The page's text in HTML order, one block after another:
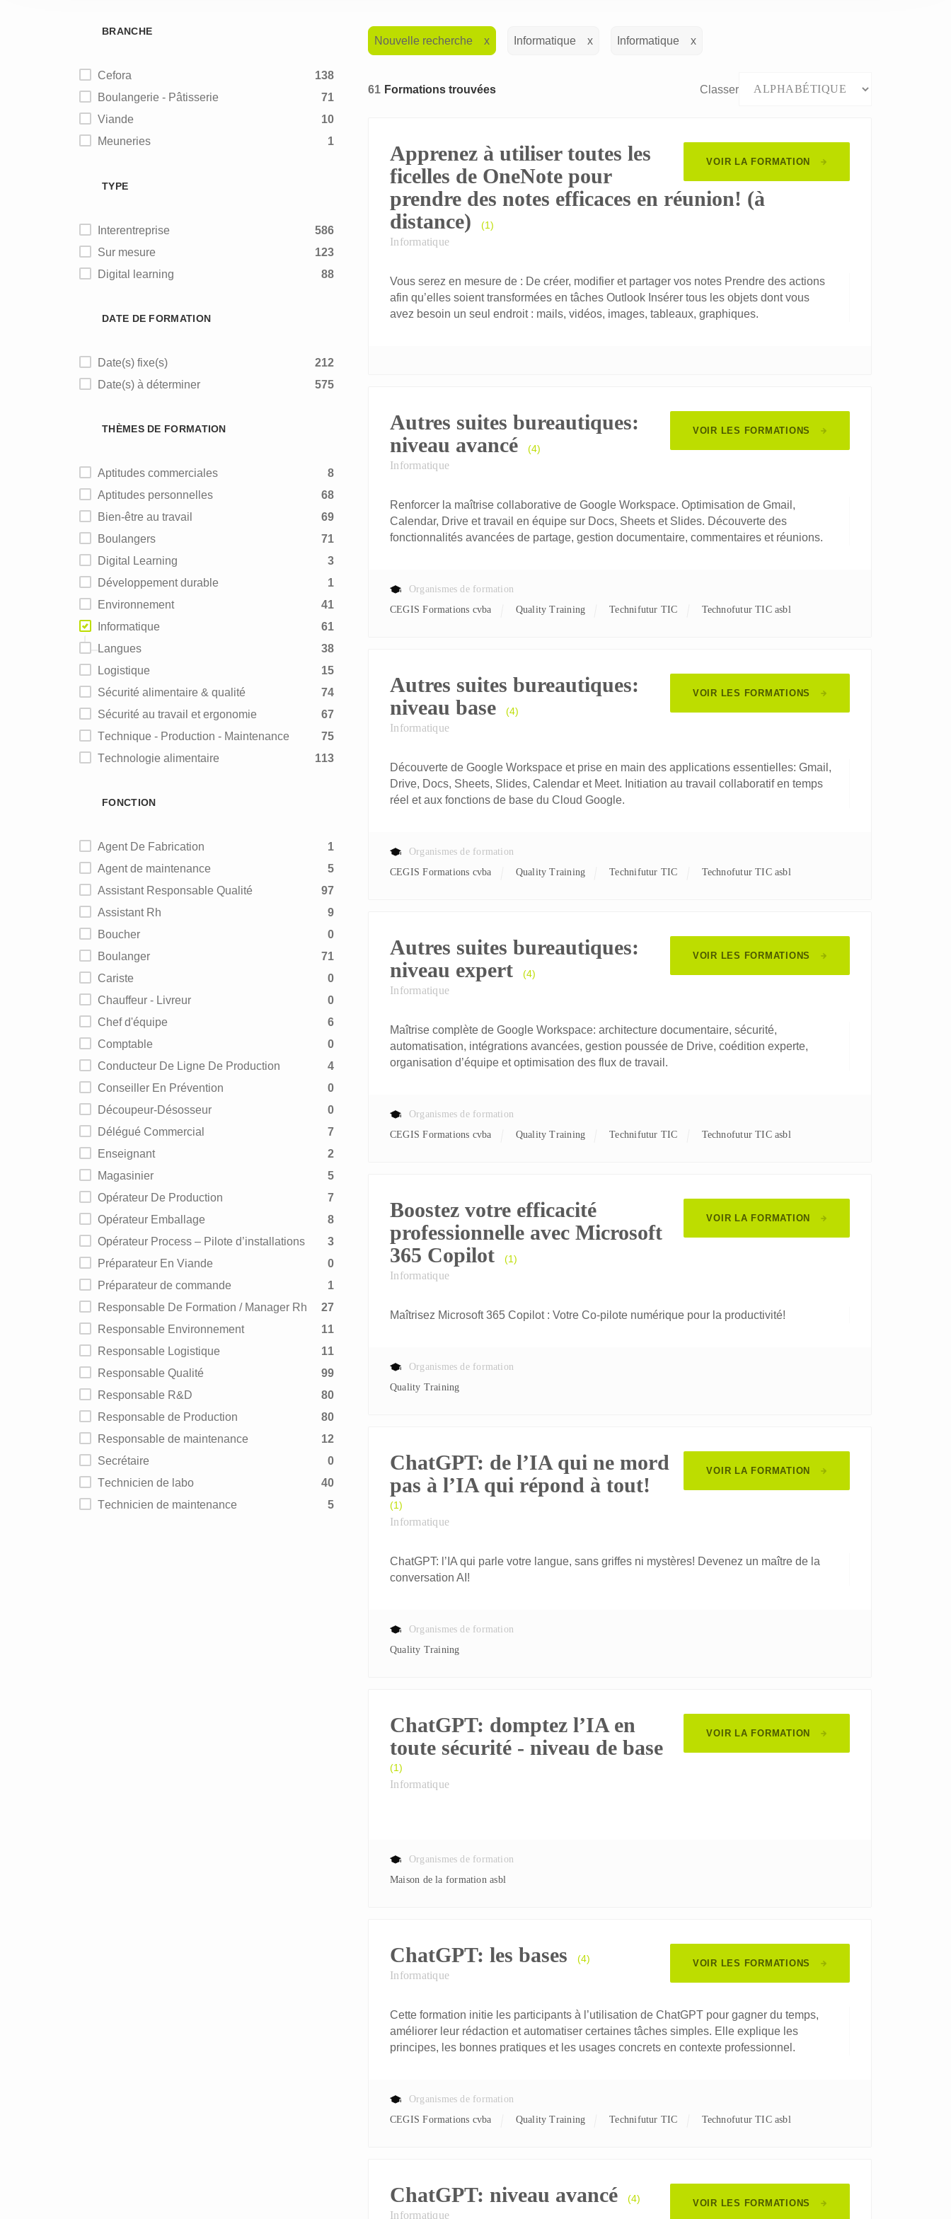
BRANCHE
Cefora
138
Boulangerie - Pâtisserie
71
Viande
10
Meuneries
1
TYPE
Interentreprise
586
Sur mesure
123
Digital learning
88
DATE DE FORMATION
Date(s) fixe(s)
212
Date(s) à déterminer
575
THÈMES DE FORMATION
Aptitudes commerciales
8
Aptitudes personnelles
68
Bien-être au travail
69
Boulangers
71
Digital Learning
3
Développement durable
1
Environnement
41
Informatique
61
Langues
38
Logistique
15
Sécurité alimentaire & qualité
74
Sécurité au travail et ergonomie
67
Technique - Production - Maintenance
75
Technologie alimentaire
113
FONCTION
Agent De Fabrication
1
Agent de maintenance
5
Assistant Responsable Qualité
97
Assistant Rh
9
Boucher
0
Boulanger
71
Cariste
0
Chauffeur - Livreur
0
Chef d'équipe
6
Comptable
0
Conducteur De Ligne De Production
4
Conseiller En Prévention
0
Découpeur-Désosseur
0
Délégué Commercial
7
Enseignant
2
Magasinier
5
Opérateur De Production
7
Opérateur Emballage
8
Opérateur Process – Pilote d’installations
3
Préparateur En Viande
0
Préparateur de commande
1
Responsable De Formation / Manager Rh
27
Responsable Environnement
11
Responsable Logistique
11
Responsable Qualité
99
Responsable R&D
80
Responsable de Production
80
Responsable de maintenance
12
Secrétaire
0
Technicien de labo
40
Technicien de maintenance
5
Nouvelle recherche Informatique Informatique
61 Formations trouvées Classer
VOIR LA FORMATION
Apprenez à utiliser toutes les
ficelles de OneNote pour
prendre des notes efficaces en réunion! (à
distance)
(1)
Informatique
Vous serez en mesure de : De créer, modifier et partager vos notes Prendre des actions
afin qu’elles soient transformées en tâches Outlook Insérer tous les objets dont vous
avez besoin un seul endroit : mails, vidéos, images, tableaux, graphiques.
VOIR LES FORMATIONS
Autres suites bureautiques:
niveau avancé
(4)
Informatique
Renforcer la maîtrise collaborative de Google Workspace. Optimisation de Gmail,
Calendar, Drive et travail en équipe sur Docs, Sheets et Slides. Découverte des
fonctionnalités avancées de partage, gestion documentaire, commentaires et réunions.
Organismes de formation
CEGIS Formations cvba
Quality Training Technifutur TIC Technofutur TIC asbl
VOIR LES FORMATIONS
Autres suites bureautiques:
niveau base
(4)
Informatique
Découverte de Google Workspace et prise en main des applications essentielles: Gmail,
Drive, Docs, Sheets, Slides, Calendar et Meet. Initiation au travail collaboratif en temps
réel et aux fonctions de base du Cloud Google.
Organismes de formation
CEGIS Formations cvba
Quality Training Technifutur TIC Technofutur TIC asbl
VOIR LES FORMATIONS
Autres suites bureautiques:
niveau expert
(4)
Informatique
Maîtrise complète de Google Workspace: architecture documentaire, sécurité,
automatisation, intégrations avancées, gestion poussée de Drive, coédition experte,
organisation d’équipe et optimisation des flux de travail.
Organismes de formation
CEGIS Formations cvba
Quality Training Technifutur TIC Technofutur TIC asbl
VOIR LA FORMATION
Boostez votre efficacité
professionnelle avec Microsoft
365 Copilot
(1)
Informatique
Maîtrisez Microsoft 365 Copilot : Votre Co-pilote numérique pour la productivité!
Organismes de formation
Quality Training
VOIR LA FORMATION
ChatGPT: de l’IA qui ne mord
pas à l’IA qui répond à tout!
(1)
Informatique
ChatGPT: l’IA qui parle votre langue, sans griffes ni mystères! Devenez un maître de la
conversation AI!
Organismes de formation
Quality Training
VOIR LA FORMATION
ChatGPT: domptez l’IA en
toute sécurité - niveau de base
(1)
Informatique
Organismes de formation
Maison de la formation asbl
VOIR LES FORMATIONS
ChatGPT: les bases (4)
Informatique
Cette formation initie les participants à l’utilisation de ChatGPT pour gagner du temps,
améliorer leur rédaction et automatiser certaines tâches simples. Elle explique les
principes, les bonnes pratiques et les usages concrets en contexte professionnel.
Organismes de formation
CEGIS Formations cvba
Quality Training Technifutur TIC Technofutur TIC asbl
VOIR LES FORMATIONS
ChatGPT: niveau avancé (4)
Informatique